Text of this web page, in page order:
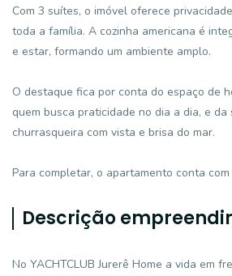
Com 3 suítes, o imóvel oferece
toda a família. A cozinha americana é
e estar, formando um ambiente amplo.
O destaque fica por conta do espaço de
quem busca praticidade no dia a dia, e da
churrasqueira com vista e brisa do mar.
Para completar, o apartamento conta
Descrição
No YACHTCLUB Jurerê Home a vida em